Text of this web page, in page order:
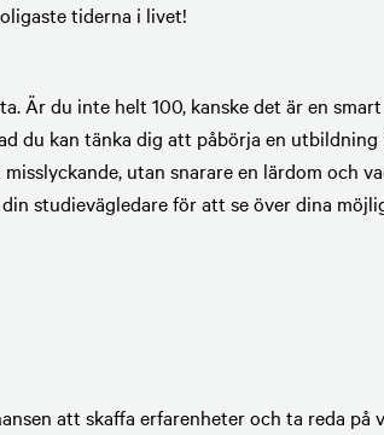
tiderna i livet!
du inte helt 100, kanske det är en
du kan tänka dig att påbörja en
utan snarare en lärdom och
studievägledare för att se över dina
att skaffa erfarenheter och ta reda